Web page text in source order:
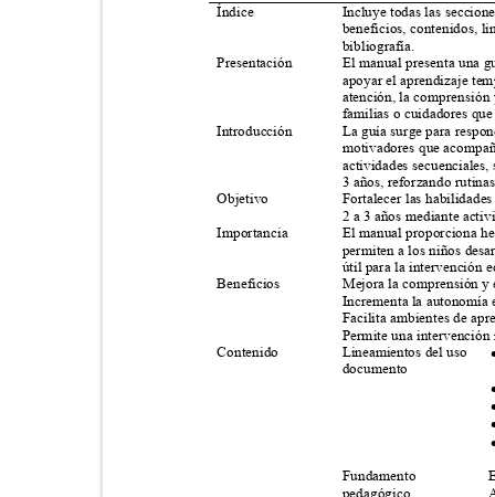
Índice Incluye todas las
beneficios, contenidos,
bibliografía.
Presentación
Introducción
El manual presenta una
apoyar el aprendizaje
atención, la
familias o cuidadores
La guía surge para
motivadores que
actividades
3 años, reforzando
Objetivo
Fortalecer las
2 a 3 años mediante
El manual proporciona
permiten a los niños
útil para la intervención
Mejora la comprensión
Incrementa la
Facilita ambientes de
Permite una
Importancia
Beneficios
Contenido Lineamientos del uso
documento
Fundamento
pedagógico